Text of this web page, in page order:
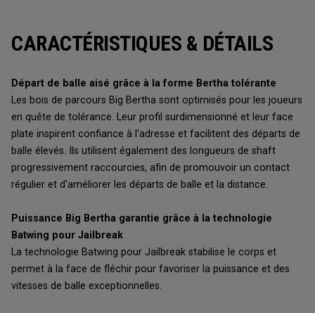
CARACTÉRISTIQUES & DÉTAILS
Départ de balle aisé grâce à la forme Bertha tolérante
Les bois de parcours Big Bertha sont optimisés pour les joueurs
en quête de tolérance. Leur profil surdimensionné et leur face
plate inspirent confiance à l'adresse et facilitent des départs de
balle élevés. Ils utilisent également des longueurs de shaft
progressivement raccourcies, afin de promouvoir un contact
régulier et d'améliorer les départs de balle et la distance.
Puissance Big Bertha garantie grâce à la technologie
Batwing pour Jailbreak
La technologie Batwing pour Jailbreak stabilise le corps et
permet à la face de fléchir pour favoriser la puissance et des
vitesses de balle exceptionnelles.